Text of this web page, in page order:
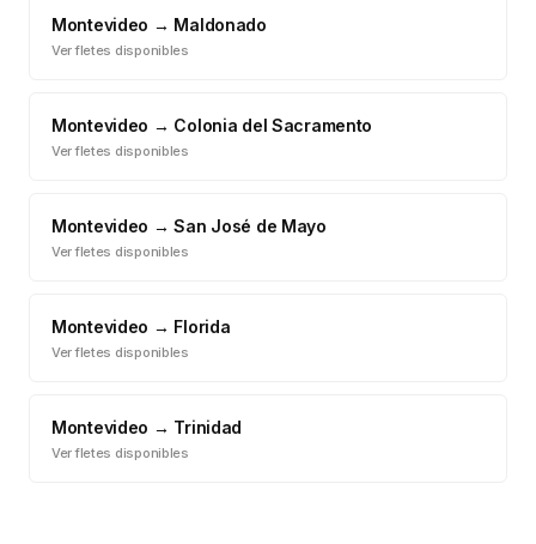
Montevideo → Maldonado
Ver fletes disponibles
Montevideo → Colonia del Sacramento
Ver fletes disponibles
Montevideo →San José de Mayo
Ver fletes disponibles
Montevideo → Florida
Ver fletes disponibles
Montevideo → Trinidad
Ver fletes disponibles